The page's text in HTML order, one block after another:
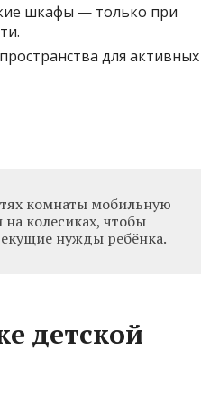
шкафы — только при
для активных
комнаты мобильную
колесиках, чтобы
нужды ребёнка.
детской